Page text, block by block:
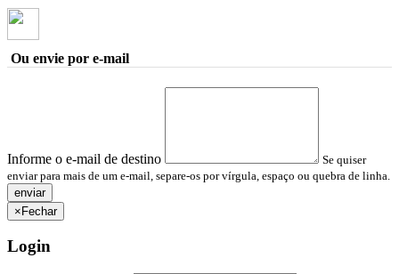
Ou envie por e-mail
Informe o e-mail de destino
Se quiser
enviar para mais de um e-mail, separe-os por vírgula, espaço ou quebra de linha.
× Fechar
Login